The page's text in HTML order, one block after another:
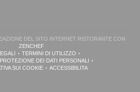
DEL SITO INTERNET RISTORANTE CON
ZENCHEF((APRE UNA NUOVA FINESTRA))
((APRE UNA NUOVA FINESTRA))
TERMINI DI UTILIZZO((APRE UNA NUOVA FINESTRA))
DEI DATI PERSONALI
((APRE UNA NUOVA FINESTRA))
SUI COOKIE
((APRE UNA NUOVA FINESTRA))
ACCESSIBILITA((APRE UNA NUOVA